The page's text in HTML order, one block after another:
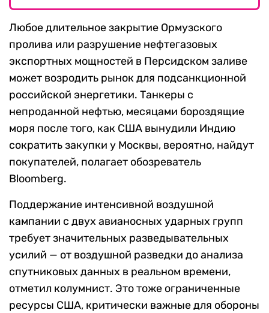
Любое длительное закрытие Ормузского
пролива или разрушение нефтегазовых
экспортных мощностей в Персидском заливе
может возродить рынок для подсанкционной
российской энергетики. Танкеры с
непроданной нефтью, месяцами бороздящие
моря после того, как США вынудили Индию
сократить закупки у Москвы, вероятно, найдут
покупателей, полагает обозреватель
Bloomberg.
Поддержание интенсивной воздушной
кампании с двух авианосных ударных групп
требует значительных разведывательных
усилий — от воздушной разведки до анализа
спутниковых данных в реальном времени,
отметил колумнист. Это тоже ограниченные
ресурсы США, критически важные для обороны